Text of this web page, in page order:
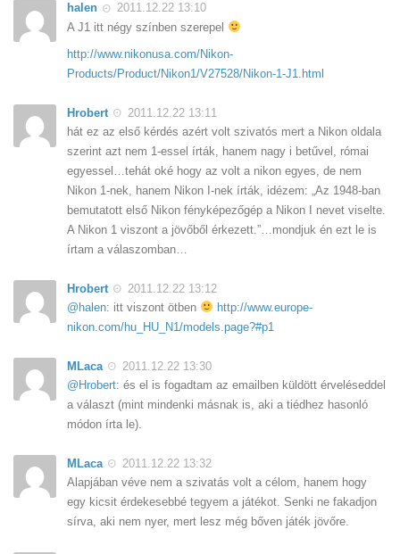
halen
2011.12.22 13:10
A J1 itt négy színben szerepel
http://www.nikonusa.com/Nikon-
Products/Product/Nikon1/V27528/Nikon-1-J1.html
Hrobert
2011.12.22 13:11
hát ez az első kérdés azért volt szivatós mert a Nikon oldala
szerint azt nem 1-essel írták, hanem nagy i betűvel, római
egyessel…tehát oké hogy az volt a nikon egyes, de nem
Nikon 1-nek, hanem Nikon I-nek írták, idézem: „Az 1948-ban
bemutatott első Nikon fényképezőgép a Nikon I nevet viselte.
A Nikon 1 viszont a jövőből érkezett.”…mondjuk én ezt le is
írtam a válaszomban…
Hrobert
2011.12.22 13:12
@halen: itt viszont ötben
http://www.europe-
nikon.com/hu_HU_N1/models.page?#p1
MLaca
2011.12.22 13:30
@Hrobert: és el is fogadtam az emailben küldött érveléseddel
a választ (mint mindenki másnak is, aki a tiédhez hasonló
módon írta le).
MLaca
2011.12.22 13:32
Alapjában véve nem a szivatás volt a célom, hanem hogy
egy kicsit érdekesebbé tegyem a játékot. Senki ne fakadjon
sírva, aki nem nyer, mert lesz még bőven játék jövőre.